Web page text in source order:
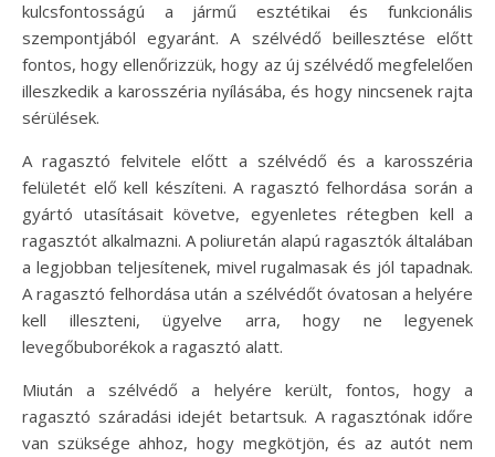
kulcsfontosságú a jármű esztétikai és funkcionális
szempontjából egyaránt. A szélvédő beillesztése előtt
fontos, hogy ellenőrizzük, hogy az új szélvédő megfelelően
illeszkedik a karosszéria nyílásába, és hogy nincsenek rajta
sérülések.
A ragasztó felvitele előtt a szélvédő és a karosszéria
felületét elő kell készíteni. A ragasztó felhordása során a
gyártó utasításait követve, egyenletes rétegben kell a
ragasztót alkalmazni. A poliuretán alapú ragasztók általában
a legjobban teljesítenek, mivel rugalmasak és jól tapadnak.
A ragasztó felhordása után a szélvédőt óvatosan a helyére
kell illeszteni, ügyelve arra, hogy ne legyenek
levegőbuborékok a ragasztó alatt.
Miután a szélvédő a helyére került, fontos, hogy a
ragasztó száradási idejét betartsuk. A ragasztónak időre
van szüksége ahhoz, hogy megkötjön, és az autót nem